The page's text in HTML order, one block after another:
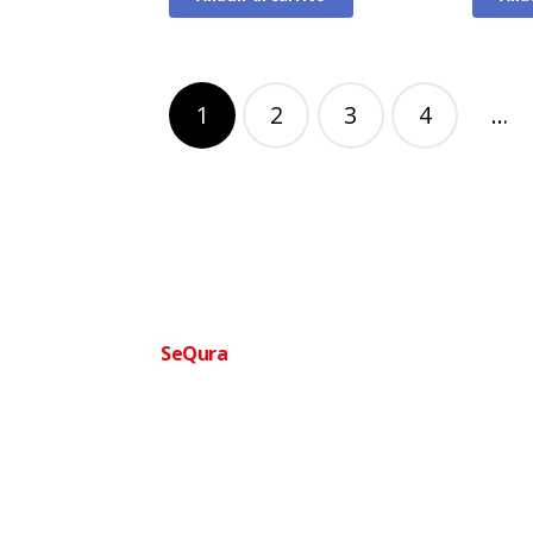
Paginación
de
entradas
1 2 3 4 …
SeQura